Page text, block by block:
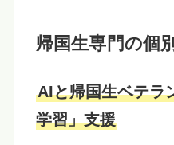
帰国生専門の個
AIと帰国生ベテラ
学習」支援